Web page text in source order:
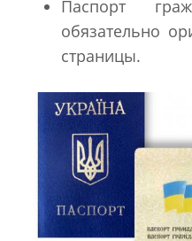
Паспорт
обязательно
страницы.